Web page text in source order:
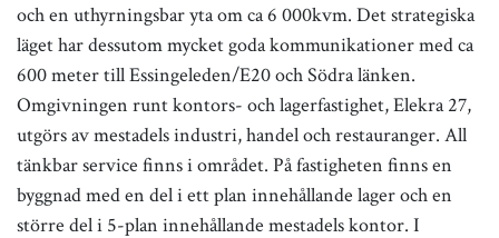
och en uthyrningsbar yta om ca 6 000kvm. Det strategiska
läget har dessutom mycket goda kommunikationer med ca
600 meter till Essingeleden/E20 och Södra länken.
Omgivningen runt kontors- och lagerfastighet, Elekra 27,
utgörs av mestadels industri, handel och restauranger. All
tänkbar service finns i området. På fastigheten finns en
byggnad med en del i ett plan innehållande lager och en
större del i 5-plan innehållande mestadels kontor. I